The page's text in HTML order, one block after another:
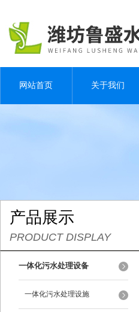
网站首页 关于我们
产品展示
PRODUCT DISPLAY
一体化污水处理设备
一体化污水处理设施